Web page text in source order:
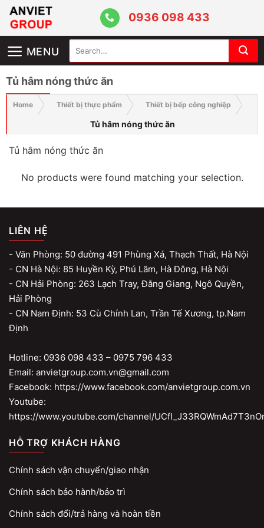
Skip
content
0936 098 433
MENU
for:
Tủ hâm nóng thức ăn
Home Thiết bị thực phẩm Thiết bị bếp công nghiệp
Tủ hâm nóng thức ăn
Tủ hâm nóng thức ăn
No products were found matching your selection.
LIÊN HỆ
- Văn Phòng: 50 đường 491 Phùng Xá, Thạch Thất, Hà Nội
- CN Hà Nội: 85 Huyền Kỳ, Phú Lãm, Hà Đông, Hà Nội
- CN Hải Phòng: 263 Lạch Tray, Đằng Giang, Ngô Quyền,
Hải Phòng
- CN Nam Định: 53 Cù Chính Lan, Trần Tế Xương, tp.Nam
Định
Hotline: 0936 098 433 – 0975 796 433
Email: anvietgroup.com.vn@gmail.com
Facebook: https://www.facebook.com/anvietgroup.com.vn
Youtube:
https://www.youtube.com/channel/
HỖ TRỢ KHÁCH HÀNG
Chính sách vận chuyển/giao nhận
Chính sách bảo hành/bảo trì
Chính sách đổi/trả hàng và hoàn tiền